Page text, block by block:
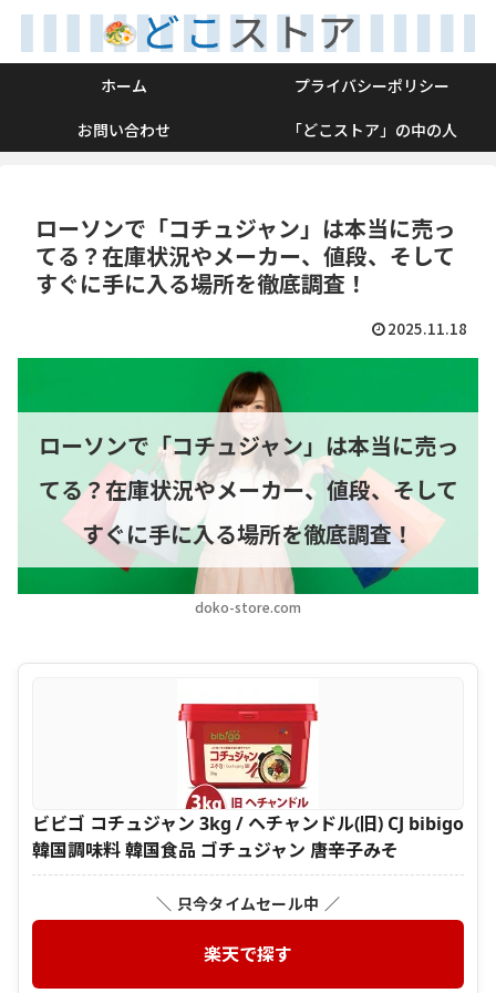
ホーム
プライバシーポリシー
お問い合わせ
「どこストア」の中の人
ローソンで「コチュジャン」は本当に売っ
てる？在庫状況やメーカー、値段、そして
すぐに手に入る場所を徹底調査！
2025.11.18
doko-store.com
ローソンで「コチュジャン」は本当に売っ
てる？在庫状況やメーカー、値段、そして
すぐに手に入る場所を徹底調査！
ビビゴ コチュジャン 3kg / ヘチャンドル(旧) CJ bibigo
韓国調味料 韓国食品 ゴチュジャン 唐辛子みそ
＼ 只今タイムセール中 ／
楽天で探す